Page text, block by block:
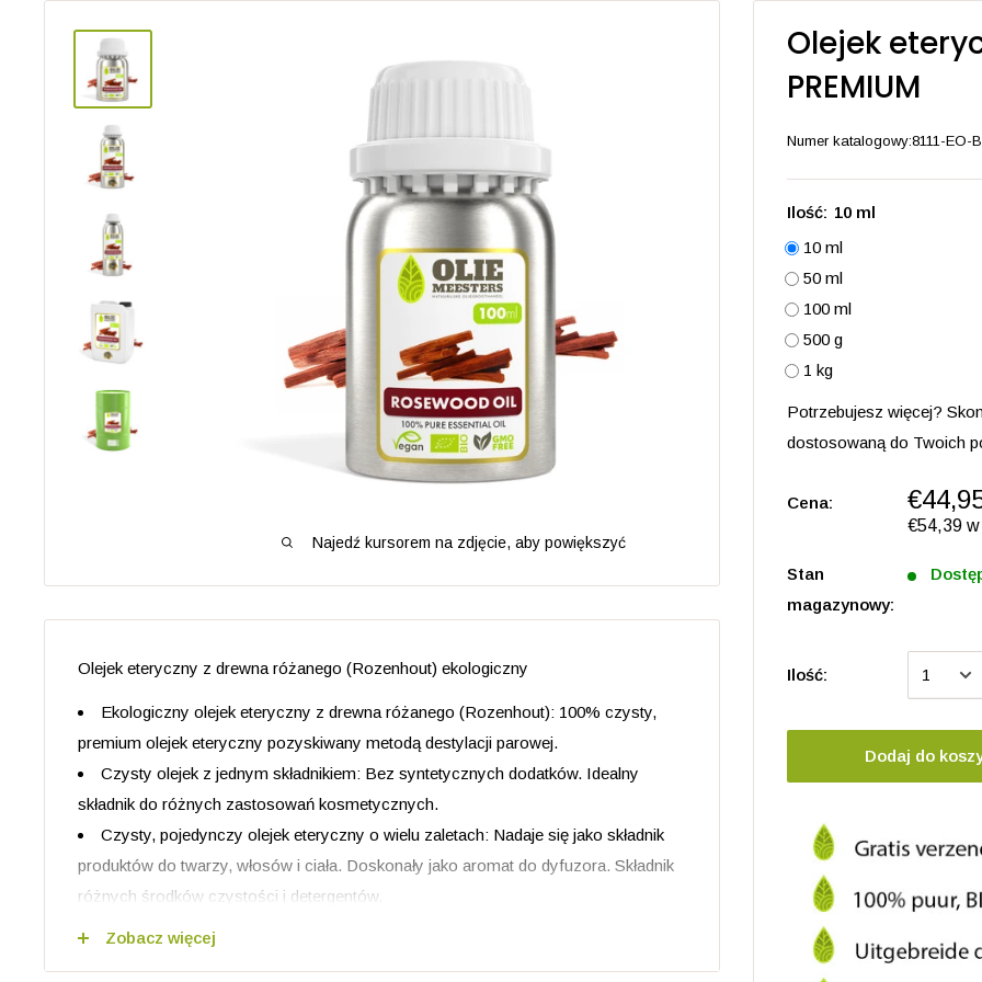
Najedź kursorem na zdjęcie, aby powiększyć
Olejek
PREMIUM
Numer katalogowy:8111-EO-
Ilość: 10 ml
10 ml
50 ml
100 ml
500 g
1 kg
Potrzebujesz więcej?
dostosowaną do Twoich
Cena:
€54,39
Stan
magazynowy:
Ilość:
Dodaj do
Olejek eteryczny z drewna różanego (Rozenhout) ekologiczny
Ekologiczny olejek eteryczny z drewna różanego (Rozenhout): 100% czysty,
premium olejek eteryczny pozyskiwany metodą destylacji parowej.
Czysty olejek z jednym składnikiem: Bez syntetycznych dodatków. Idealny
składnik do różnych zastosowań kosmetycznych.
Czysty, pojedynczy olejek eteryczny o wielu zaletach: Nadaje się jako składnik
produktów do twarzy, włosów i ciała. Doskonały jako aromat do dyfuzora. Składnik
różnych środków czystości i detergentów.
Wolny od GMO, wegański i nietestowany na zwierzętach: całkowicie pozbawiony
Zobacz więcej